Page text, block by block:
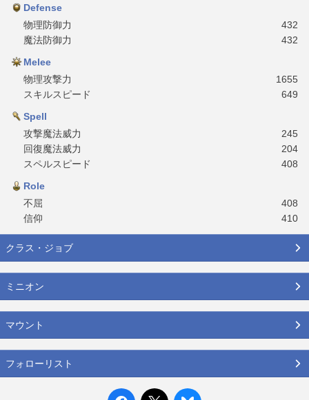
Defense
物理防御力
432
魔法防御力
432
Melee
物理攻撃力
1655
スキルスピード
649
Spell
攻撃魔法威力
245
回復魔法威力
204
スペルスピード
408
Role
不屈
408
信仰
410
クラス・ジョブ
ミニオン
マウント
フォローリスト